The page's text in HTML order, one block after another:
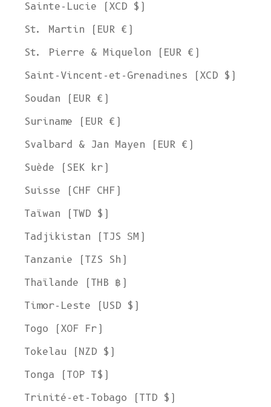
Sainte-Lucie (XCD $)
St. Martin (EUR €)
St. Pierre & Miquelon (EUR €)
Saint-Vincent-et-Grenadines (XCD $)
Soudan (EUR €)
Suriname (EUR €)
Svalbard & Jan Mayen (EUR €)
Suède (SEK kr)
Suisse (CHF CHF)
Taïwan (TWD $)
Tadjikistan (TJS ЅМ)
Tanzanie (TZS Sh)
Thaïlande (THB ฿)
Timor-Leste (USD $)
Togo (XOF Fr)
Tokelau (NZD $)
Tonga (TOP T$)
Trinité-et-Tobago (TTD $)